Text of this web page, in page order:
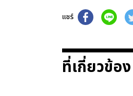
แชร์
ที่เกี่ยวข้อง